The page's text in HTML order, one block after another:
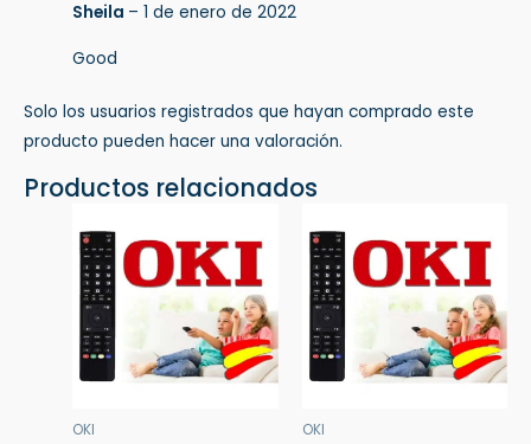
Sheila – 1 de enero de 2022
Good
Solo los usuarios registrados que hayan comprado este
producto pueden hacer una valoración.
Productos relacionados
OKI OKI